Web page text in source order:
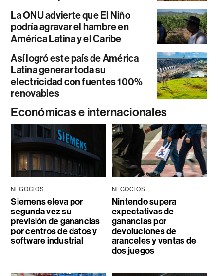
La ONU advierte que El Niño
podría agravar el hambre en
América Latina y el Caribe
Así logró este país de América
Latina generar toda su
electricidad con fuentes 100%
renovables
Económicas e internacionales
NEGOCIOS
Siemens eleva por
segunda vez su
previsión de ganancias
por centros de datos y
software industrial
NEGOCIOS
Nintendo supera
expectativas de
ganancias por
devoluciones de
aranceles y ventas de
dos juegos